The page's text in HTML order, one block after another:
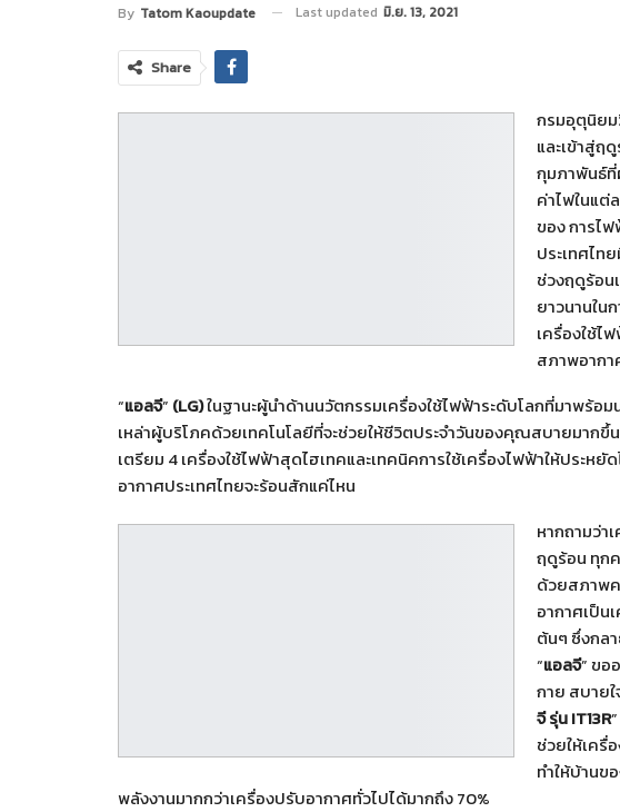
By Tatom Kaoupdate Last updated มิ.ย. 13, 2021
Share
กรมอุตุนิยม
และเข้าสู่ฤ
กุมภาพันธ์
ค่าไฟในแต่
ของ การไ
ประเทศไท
ช่วงฤดูร้อน
ยาวนานใน
เครื่องใช้ไ
สภาพอาก
“แอลจี” (LG)ในฐานะผู้นำด้านนวัตกรรมเครื่องใช้ไฟฟ้าระดับโลกที่มาพร้อม
เหล่าผู้บริโภคด้วยเทคโนโลยีที่จะช่วยให้ชีวิตประจำวันของคุณสบายมาก
เตรียม 4 เครื่องใช้ไฟฟ้าสุดไฮเทคและเทคนิคการใช้เครื่องไฟฟ้าให้ประหยั
อากาศประเทศไทยจะร้อนสักแค่ไหน
หากถามว่า
ฤดูร้อน ทุก
ด้วยสภาพค
อากาศเป็น
ต้นๆ ซึ่งกล
“แอลจี” ขอ
กาย สบายใ
จี รุ่นIT13R
ช่วยให้เครื่
ทำให้บ้าน
พลังงานมากกว่าเครื่องปรับอากาศทั่วไปได้มากถึง 70%